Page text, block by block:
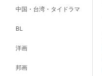
中国・台湾・タイドラマ
BL
洋画
邦画